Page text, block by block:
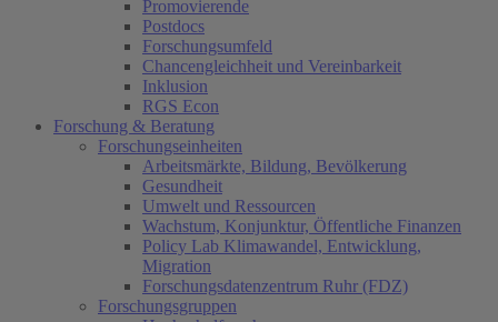
Promovierende
Postdocs
Forschungsumfeld
Chancengleichheit und Vereinbarkeit
Inklusion
RGS Econ
Forschung & Beratung
Forschungseinheiten
Arbeitsmärkte, Bildung, Bevölkerung
Gesundheit
Umwelt und Ressourcen
Wachstum, Konjunktur, Öffentliche Finanzen
Policy Lab Klimawandel, Entwicklung,
Migration
Forschungsdatenzentrum Ruhr (FDZ)
Forschungsgruppen